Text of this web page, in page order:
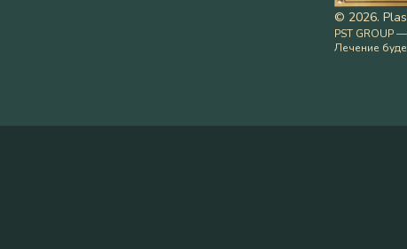
© 2026.
PST GROUP
Лечение